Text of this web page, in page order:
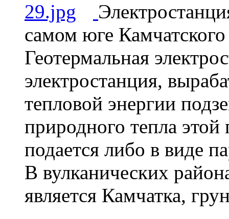
самом юге
Геотермальная
электростанция,
тепловой энергии
природного тепла
подается либо в виде
В вулканических
является Камчатка,